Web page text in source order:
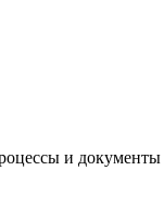
и документы